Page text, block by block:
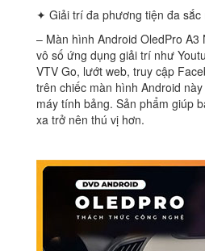
✦ Giải trí đa phương tiện đa sắc
– Màn hình Android OledPro
vô số ứng dụng giải trí như
VTV Go, lướt web, truy cập
trên chiếc màn hình Android
máy tính bảng. Sản phẩm giúp
xa trở nên thú vị hơn.